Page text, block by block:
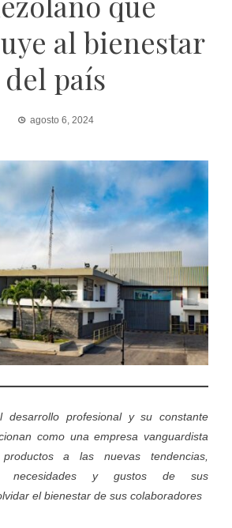
al bienestar
del país
agosto 6, 2024
desarrollo profesional y su constante
como una empresa vanguardista
a las nuevas tendencias,
necesidades y gustos de sus
el bienestar de sus colaboradores